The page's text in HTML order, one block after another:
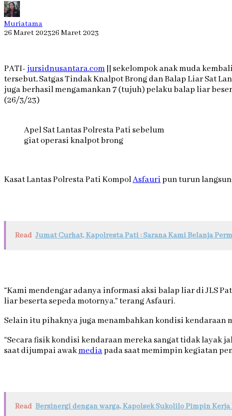
Muriatama
26 Maret 202326 Maret 2023
PATI-jursidnusantara.com || sekelompok anak muda
tersebut, Satgas Tindak Knalpot Brong dan Balap Liar Sat
juga berhasil mengamankan 7 (tujuh) pelaku balap liar
(26/3/23)
Apel Sat Lantas Polresta Pati sebelum
giat operasi knalpot brong
Kasat Lantas Polresta Pati KompolAsfauripun turun
Read Jumat Curhat, Kapolresta Pati : Sarana Kami Belanja
“Kami mendengar adanya informasi aksi balap liar di JLS
liar beserta sepeda motornya.” terang Asfauri.
Selain itu pihaknya juga menambahkan kondisi kendaraan
“Secara fisik kondisi kendaraan mereka sangat tidak layak
saat dijumpai awakmediapada saat memimpin kegiatan
Read Bersinergi dengan warga, Kapolsek Sukolilo Pimpin